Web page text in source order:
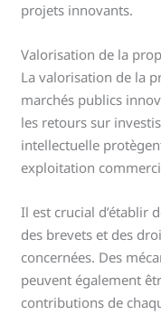
projets innovants.
Valorisation de la
La valorisation de la
marchés publics
les retours sur
intellectuelle
exploitation
Il est crucial d’établir
des brevets et des
concernées. Des
peuvent également
contributions de